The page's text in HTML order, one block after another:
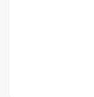
ובו בזמן רחוק
של אקדמיה,